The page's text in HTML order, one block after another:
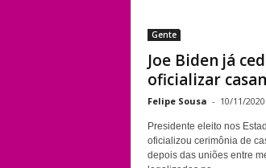
Gente
Joe Biden já
oficializar
Felipe Sousa - 10/11/2020
Presidente eleito nos
oficializou cerimônia de
depois das uniões entre